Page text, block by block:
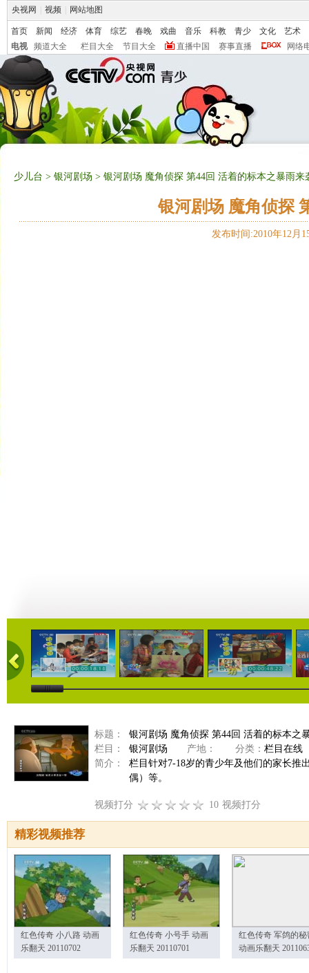
央视网 视频 网站地图
首页 新闻 经济 体育 综艺 春晚 戏曲 音乐 科教 青少 文化
艺术
电视
频道大全 栏目大全 节目大全 直播中国 赛事直播 网络
少儿台 > 银河剧场 > 银河剧场 魔角侦探 第44回 活着的标本之暴雨来
银河剧场 魔角侦探
发布时间:2010年12月
06:17 04:37 06:26
标题：
银河剧场 魔角侦探 第44回 活着的标本之
栏目：
银河剧场 产地： 分类： 栏目在线
简介：
栏目针对7-18岁的青少年及他们的家长推
偶）等。
视频打分 10 视频打分
精彩视频推荐
红色传奇 小八路 动画
乐翻天 20110702
红色传奇 小号手 动画
乐翻天 20110701
红色传奇 军鸽的秘
动画乐翻天